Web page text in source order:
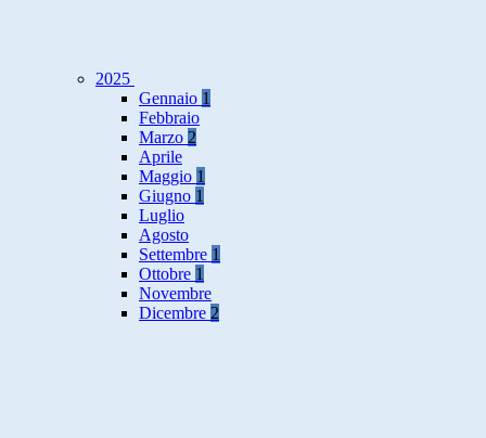
2025
Gennaio 1
Febbraio
Marzo 2
Aprile
Maggio 1
Giugno 1
Luglio
Agosto
Settembre 1
Ottobre 1
Novembre
Dicembre 2